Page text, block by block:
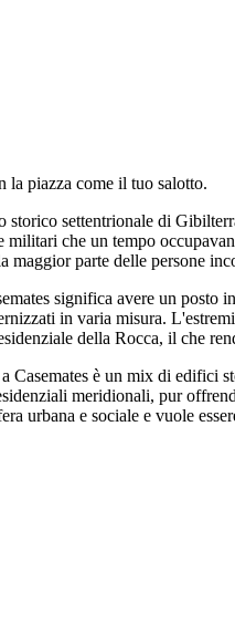
la piazza come il tuo salotto.
storico settentrionale di
militari che un tempo
maggior parte delle persone
significa avere un posto
in varia misura.
della Rocca, il che
Casemates è un mix di edifici
meridionali, pur
urbana e sociale e vuole